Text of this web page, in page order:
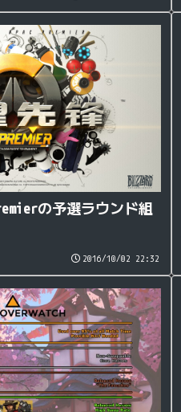
の予選ラウンド組
2016/10/02 22:32